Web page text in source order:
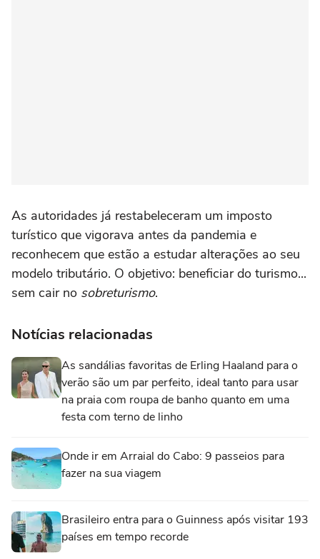
As autoridades já restabeleceram um imposto
turístico que vigorava antes da pandemia e
reconhecem que estão a estudar alterações ao seu
modelo tributário. O objetivo: beneficiar do turismo...
sem cair no sobreturismo.
Notícias relacionadas
As sandálias favoritas de Erling Haaland para o
verão são um par perfeito, ideal tanto para usar
na praia com roupa de banho quanto em uma
festa com terno de linho
Onde ir em Arraial do Cabo: 9 passeios para
fazer na sua viagem
Brasileiro entra para o Guinness após visitar 193
países em tempo recorde